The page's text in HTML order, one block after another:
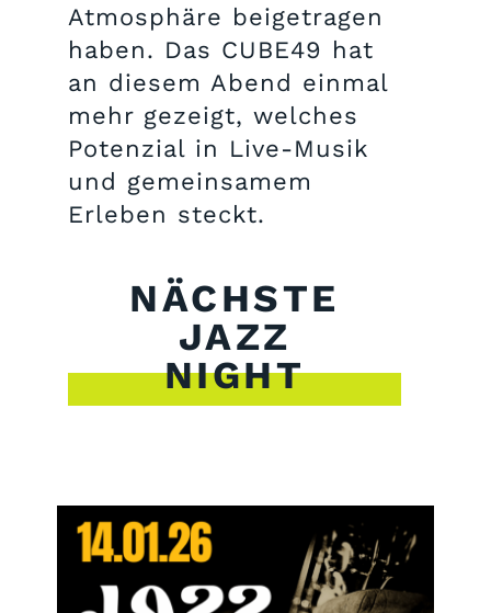
Atmosphäre beigetragen
haben. Das CUBE49 hat
an diesem Abend einmal
mehr gezeigt, welches
Potenzial in Live-Musik
und gemeinsamem
Erleben steckt.
NÄCHSTE
JAZZ
NIGHT